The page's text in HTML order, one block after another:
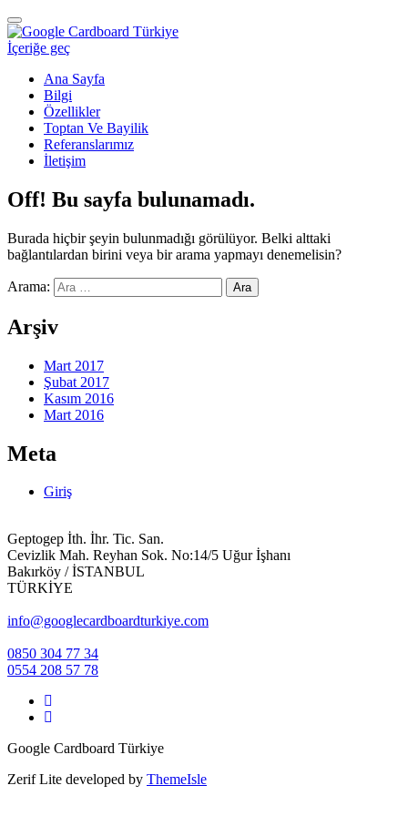
Navigasyonu
değiştir
İçeriğe geç
Ana Sayfa
Bilgi
Özellikler
Toptan Ve Bayilik
Referanslarımız
İletişim
Off! Bu sayfa bulunamadı.
Burada hiçbir şeyin bulunmadığı görülüyor. Belki alttaki
bağlantılardan birini veya bir arama yapmayı denemelisin?
Arama:
Arşiv
Mart 2017
Şubat 2017
Kasım 2016
Mart 2016
Meta
Giriş
Geptogep İth. İhr. Tic. San.
Cevizlik Mah. Reyhan Sok. No:14/5 Uğur İşhanı
Bakırköy / İSTANBUL
TÜRKİYE
info@googlecardboardturkiye.com
0850 304 77 34
0554 208 57 78
Facebook
bağlantısı
Instagram
Google Cardboard Türkiye
Zerif Lite developed by ThemeIsle